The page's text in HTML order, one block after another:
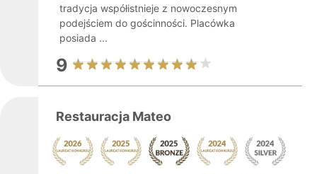
tradycja współistnieje z nowoczesnym
podejściem do gościnności. Placówka
posiada ...
9
Restauracja Mateo